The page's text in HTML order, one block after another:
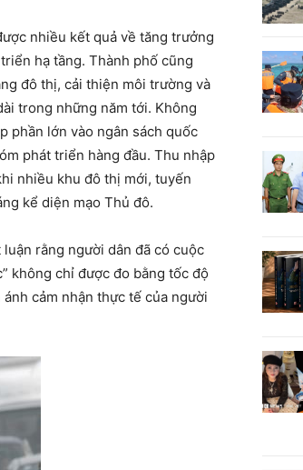
nhiều kết quả về tăng trưởng
hạ tầng. Thành phố cũng
đô thị, cải thiện môi trường và
trong những năm tới. Không
phần lớn vào ngân sách quốc
phát triển hàng đầu. Thu nhập
nhiều khu đô thị mới, tuyến
kể diện mạo Thủ đô.
rằng người dân đã có cuộc
không chỉ được đo bằng tốc độ
cảm nhận thực tế của người